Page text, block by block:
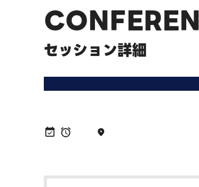
セッション詳細